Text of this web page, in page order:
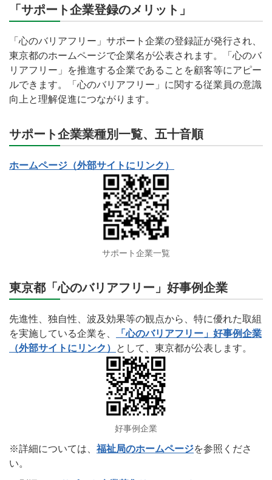
「サポート企業登録のメリット」
「心のバリアフリー」サポート企業の登録証が発行され、
東京都のホームページで企業名が公表されます。「心のバ
リアフリー」を推進する企業であることを顧客等にアピー
ルできます。「心のバリアフリー」に関する従業員の意識
向上と理解促進につながります。
サポート企業業種別一覧、五十音順
ホームページ（外部サイトにリンク）
サポート企業一覧
東京都「心のバリアフリー」好事例企業
先進性、独自性、波及効果等の観点から、特に優れた取組
を実施している企業を、
「心のバリアフリー」好事例企業
（外部サイトにリンク）
として、東京都が公表します。
好事例企業
※詳細については、 福祉局のホームページを参照くださ
い。